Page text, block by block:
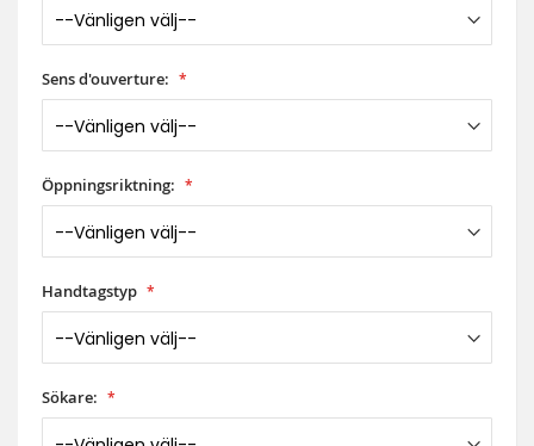
Sens d'ouverture:
Öppningsriktning:
Handtagstyp
Sökare: